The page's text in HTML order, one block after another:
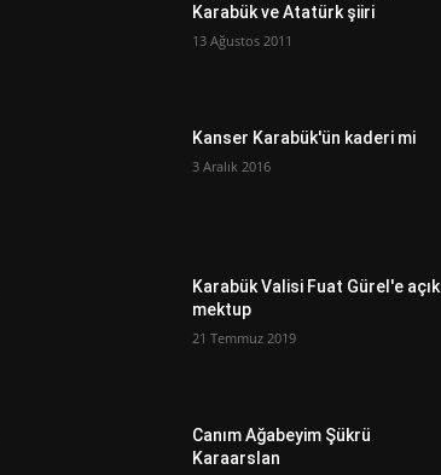
Karabük ve Atatürk şiiri
13 Ağustos 2011
Kanser Karabük'ün kaderi mi
3 Aralık 2016
Karabük Valisi Fuat Gürel'e açık
mektup
21 Temmuz 2019
Canım Ağabeyim Şükrü
Karaarslan